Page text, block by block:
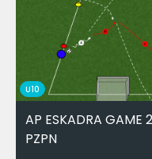
U10
AP ESKADRA GAME
PZPN